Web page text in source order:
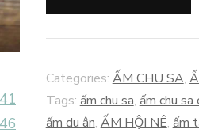
HỘI
NÊ
SA
quantity
Categories: ẤM CHU SA,
Tags: ấm chu sa, ấm chu sa
ấm du ân, ẤM HỘI NÊ, ấm